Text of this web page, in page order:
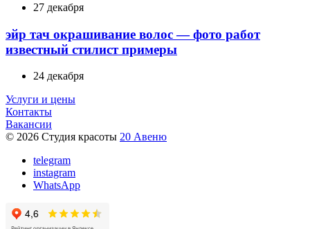
27 декабря
эйр тач окрашивание волос — фото работ
известный стилист примеры
24 декабря
Услуги и цены
Контакты
Вакансии
© 2026 Студия красоты 20 Авеню
telegram
instagram
WhatsApp